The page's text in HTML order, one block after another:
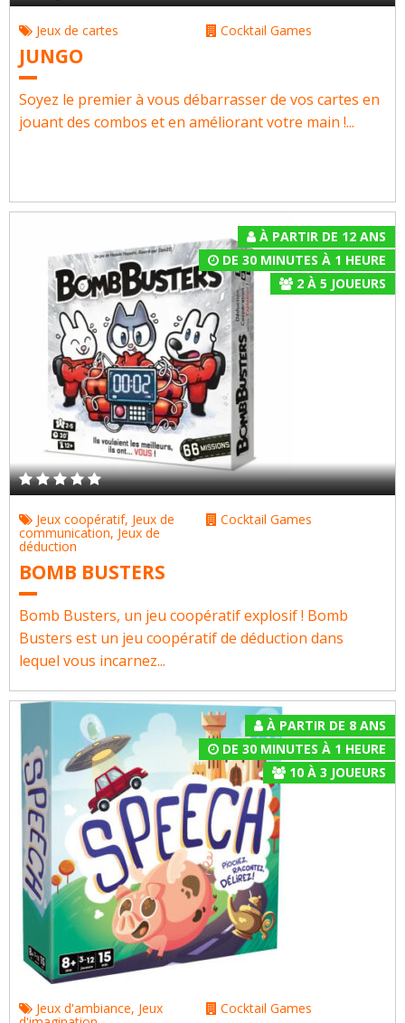
Jeux de cartes Cocktail Games
JUNGO
Soyez le premier à vous débarrasser de vos cartes en
jouant des combos et en améliorant votre main !...
À PARTIR DE 12 ANS
DE 30 MINUTES À 1 HEURE
2À 5 JOUEURS
Jeux coopératif, Jeux de
communication, Jeux de
déduction
Cocktail Games
BOMB BUSTERS
Bomb Busters, un jeu coopératif explosif ! Bomb
Busters est un jeu coopératif de déduction dans
lequel vous incarnez...
À PARTIR DE 8 ANS
DE 30 MINUTES À 1 HEURE
10À 3 JOUEURS
Jeux d'ambiance, Jeux Cocktail Games